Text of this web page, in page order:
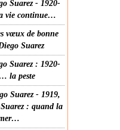
Suarez - 1920-
vie continue…
vœux de bonne
Suarez
Suarez : 1920-
la peste
Suarez - 1919,
: quand la